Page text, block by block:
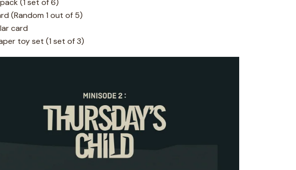
(1 set of 6)
(Random 1 out of 5)
card
toy set (1 set of 3)